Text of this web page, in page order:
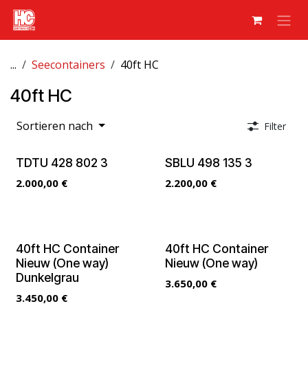
Zum Inhalt springen
... Seecontainers 40ft HC
40ft HC
Sortieren nach Filter
TDTU 428 802 3
2.000,00 €
SBLU 498 135 3
2.200,00€
40ft HC Container
Nieuw (One way)
Dunkelgrau
3.450,00 €
40ft HC Container
Nieuw (One way)
3.650,00€